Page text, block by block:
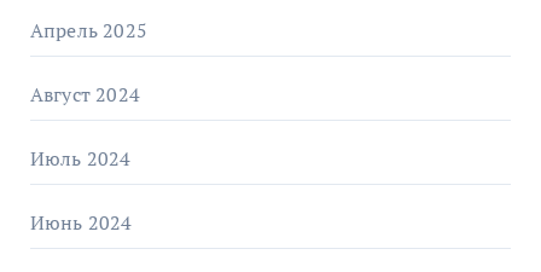
Апрель 2025
Август 2024
Июль 2024
Июнь 2024